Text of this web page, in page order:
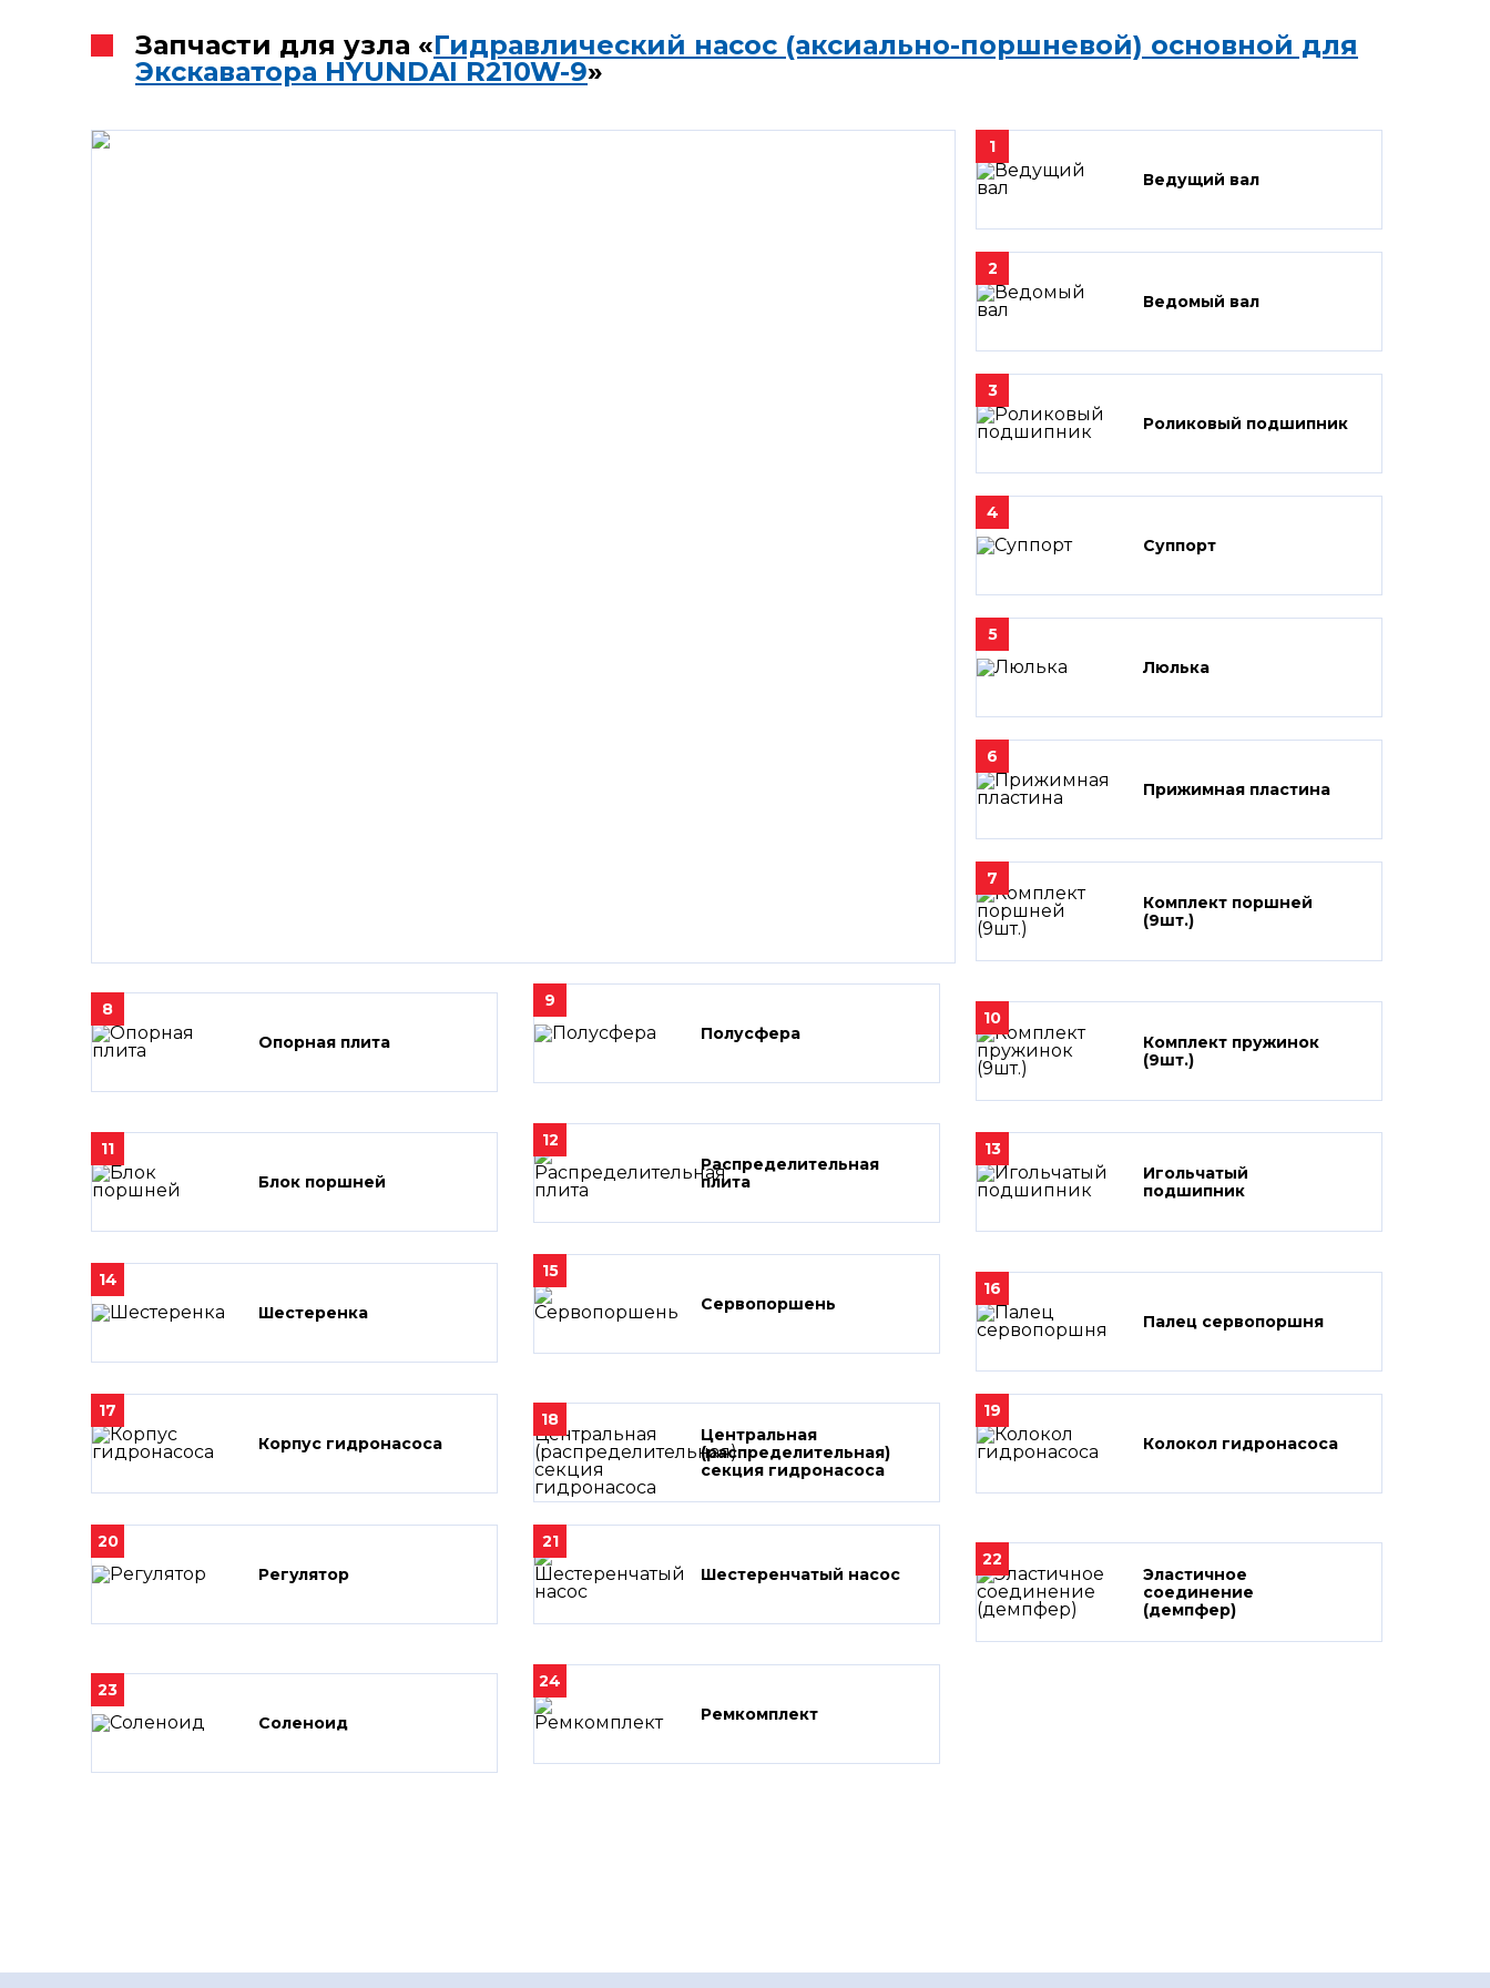
Запчасти для узла «Гидравлический насос (аксиально-поршневой) основной для
Экскаватора HYUNDAI R210W-9»
1
Ведущий вал
2
Ведомый вал
3
Роликовый подшипник
4
Суппорт
5
Люлька
6
Прижимная пластина
7
Комплект поршней
(9шт.)
8
Опорная плита
9
Полусфера
10
Комплект пружинок
(9шт.)
11
Блок поршней
12
Распределительная
плита
13
Игольчатый
подшипник
14
Шестеренка
15
Сервопоршень
16
Палец сервопоршня
17
Корпус гидронасоса
18
Центральная
(распределительная)
секция гидронасоса
19
Колокол гидронасоса
20
Регулятор
21
Шестеренчатый насос
22
Эластичное
соединение
(демпфер)
23
Соленоид
24
Ремкомплект